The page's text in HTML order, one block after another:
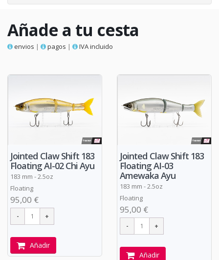
Añade a tu cesta
envios | pagos | IVA incluido
Jointed Claw Shift 183
Floating AI-02 Chi Ayu
183 mm - 2.5oz
Floating
95,00 €
Añadir
Jointed Claw Shift 183
Floating AI-03
Amewaka Ayu
183 mm - 2.5oz
Floating
95,00 €
Añadir